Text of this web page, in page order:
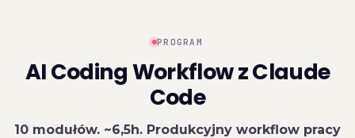
PROGRAM
AI Coding Workflow z Claude
Code
10 modułów. ~6,5h. Produkcyjny workflow pracy